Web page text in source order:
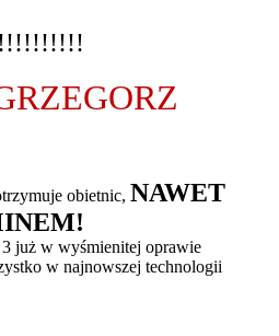
obietnic, NAWET
już w wyśmienitej oprawie
w najnowszej technologii